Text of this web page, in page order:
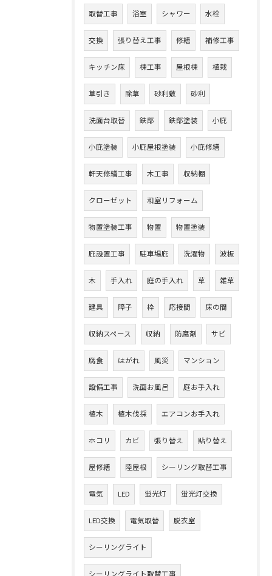
取替工事 浴室 シャワー 水栓
交換 張り替え工事 修繕 補修工事
キッチン床 棟工事 屋根棟 植栽
草引き 除草 砂利敷 砂利
洗面台取替 鉄部 鉄部塗装 小庇
小庇塗装 小庇屋根塗装 小庇修繕
軒天修繕工事 木工事 収納棚
クローゼット 和室リフォーム
物置塗装工事 物置 物置塗装
庇設置工事 駐車場庇 洗濯物 波板
木 手入れ 庭の手入れ 草 雑草
建具 障子 枠 応接間 床の間
収納スペース 収納 防腐剤 サビ
腐食 はがれ 風災 マンション
設備工事 洗面お風呂 庭お手入れ
植木 植木伐採 エアコンお手入れ
ホコリ カビ 張り替え 貼り替え
屋修繕 陸屋根 シーリング取替工事
電気 LED 蛍光灯 蛍光灯交換
LED交換 電気取替 脱衣室
シーリングライト